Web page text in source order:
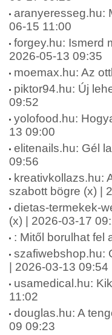
aranyeresseg.hu:
06-15 11:00
forgey.hu: Ismerd
2026-05-13 09:35
moemax.hu: Az
piktor94.hu: Új
09:52
yolofood.hu:
13 09:00
elitenails.hu: Gél
09:56
kreativkollazs.hu:
szabott bögre (x) |
dietas-termekek-
(x) | 2026-03-17
: Mitől borulhat fel
szafiwebshop.hu:
| 2026-03-13 09:54
usamedical.hu:
11:02
douglas.hu: A
09 09:23